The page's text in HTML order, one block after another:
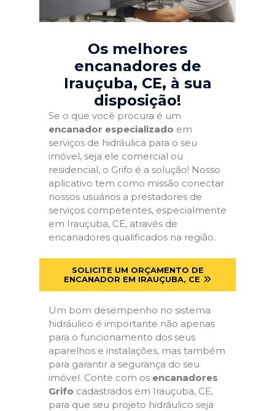
Os melhores
encanadores de
Irauçuba, CE, à sua
disposição!
Se o que você procura é um
encanador especializado em
serviços de hidráulica para o seu
imóvel, seja ele comercial ou
residencial, o Grifo é a solução! Nosso
aplicativo tem como missão conectar
nossos usuários a prestadores de
serviços competentes, especialmente
em Irauçuba, CE, através de
encanadores qualificados na região.
SOLICITE UM ORÇAMENTO DE
ENCANADOR EM IRAUÇUBA, CE
Um bom desempenho no sistema
hidráulico é importante não apenas
para o funcionamento dos seus
aparelhos e instalações, mas também
para garantir a segurança do seu
imóvel. Conte com os encanadores
Grifo cadastrados em Irauçuba, CE,
para que seu projeto hidráulico seja